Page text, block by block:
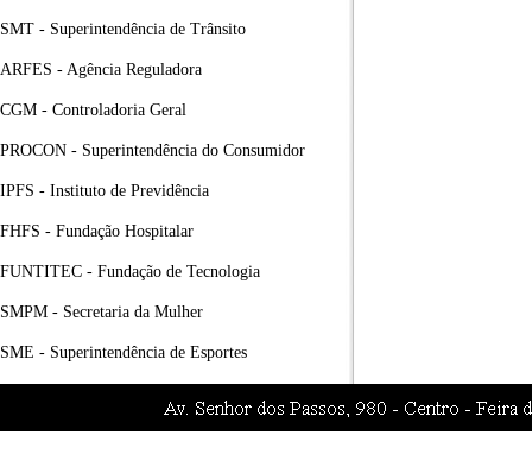
SMT - Superintendência de Trânsito
ARFES - Agência Reguladora
CGM - Controladoria Geral
PROCON - Superintendência do Consumidor
IPFS - Instituto de Previdência
FHFS - Fundação Hospitalar
FUNTITEC - Fundação de Tecnologia
SMPM - Secretaria da Mulher
SME - Superintendência de Esportes